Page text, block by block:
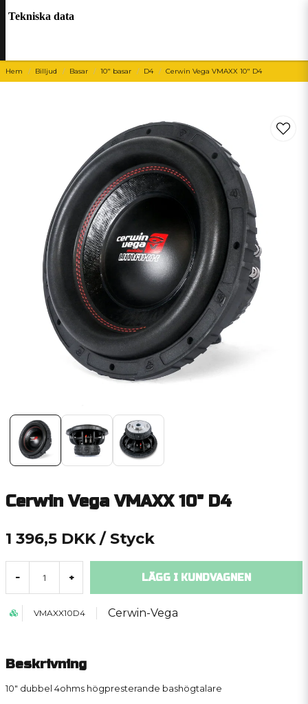
Hem Billjud Basar 10" basar D4 Cerwin Vega VMAXX 10" D4
Cerwin Vega VMAXX 10" D4
1 396,5 DKK / Styck
- + LÄGG I KUNDVAGNEN
VMAXX10D4 Cerwin-Vega
Beskrivning
10" dubbel 4ohms högpresterande bashögtalare
Tekniska data